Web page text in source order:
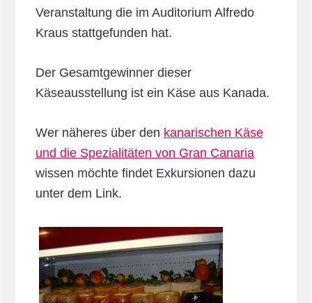
Veranstaltung die im Auditorium Alfredo
Kraus stattgefunden hat.
Der Gesamtgewinner dieser
Käseausstellung ist ein Käse aus Kanada.
Wer näheres über den kanarischen Käse
und die Spezialitäten von Gran Canaria
wissen möchte findet Exkursionen dazu
unter dem Link.